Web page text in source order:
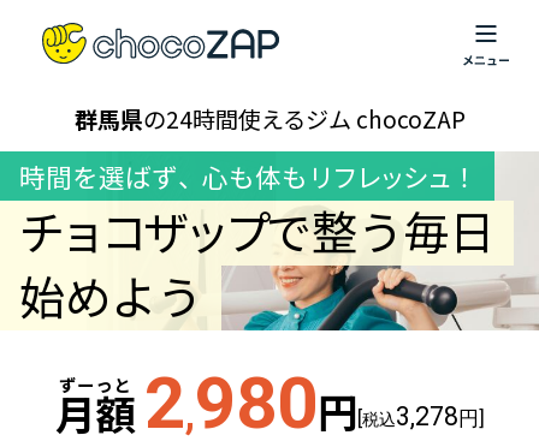
群馬県の24時間使えるジム chocoZAP
時間を選ばず、 心も体も リフレッシュ！
チョコザップで整う毎日
始めよう
ずーっと
月額 2,980円[税込3,278円]